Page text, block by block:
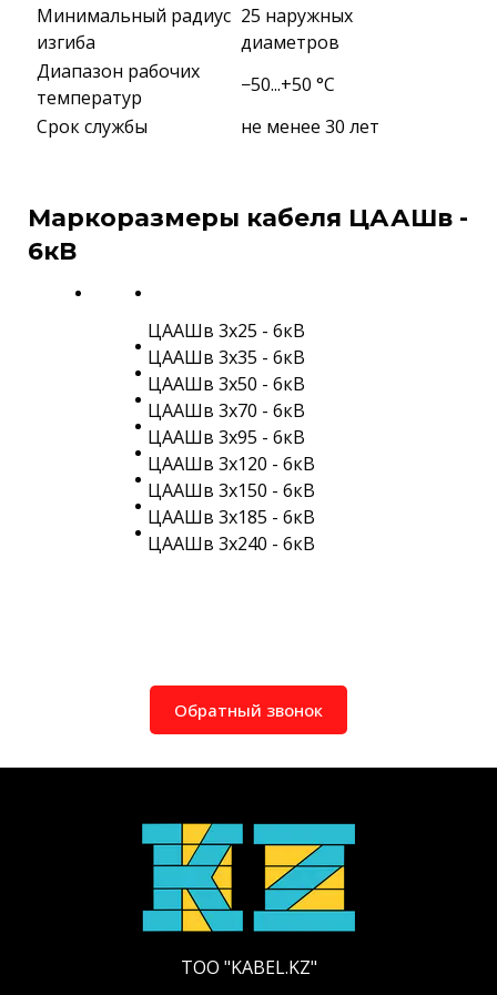
Минимальный радиус
изгиба
25 наружных
диаметров
Диапазон рабочих
температур
−50...+50 °C
Срок службы
не менее 30 лет
Маркоразмеры кабеля ЦААШв -
6кВ
ЦААШв 3х25 - 6кВ
ЦААШв 3х35 - 6кВ
ЦААШв 3х50 - 6кВ
ЦААШв 3х70 - 6кВ
ЦААШв 3х95 - 6кВ
ЦААШв 3х120 - 6кВ
ЦААШв 3х150 - 6кВ
ЦААШв 3х185 - 6кВ
ЦААШв 3х240 - 6кВ
Обратный звонок
ТОО "KABEL.KZ"